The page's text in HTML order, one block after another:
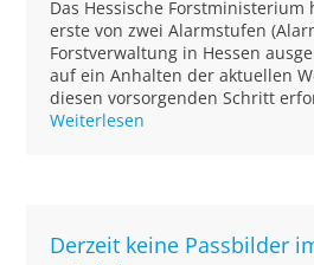
Das Hessische Forstministerium
erste von zwei Alarmstufen
Forstverwaltung in Hessen
auf ein Anhalten der aktuellen
diesen vorsorgenden Schritt
Weiterlesen
Derzeit keine Passbilder